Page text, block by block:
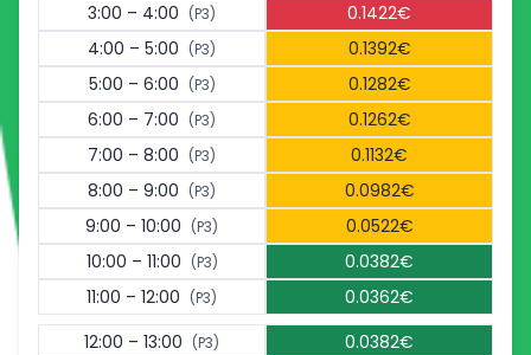
3:00 – 4:00 (P3)
0.1422€
4:00 – 5:00 (P3)
0.1392€
5:00 – 6:00 (P3)
0.1282€
6:00 – 7:00 (P3)
0.1262€
7:00 – 8:00 (P3)
0.1132€
8:00 – 9:00 (P3)
0.0982€
9:00 – 10:00 (P3)
0.0522€
10:00 – 11:00 (P3)
0.0382€
11:00 – 12:00 (P3)
0.0362€
12:00 – 13:00 (P3)
0.0382€